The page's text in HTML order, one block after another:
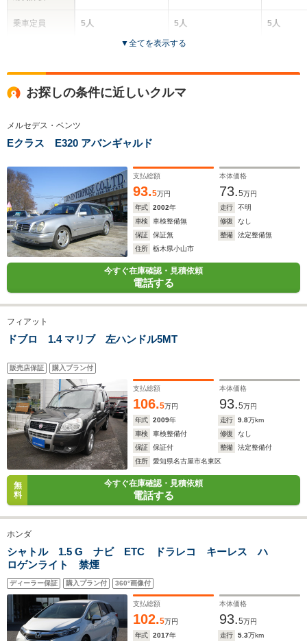
乗車定員
(全長x全幅x全高)
WLTCモード
燃費
排気量
駆動方式
5人
1.52m～1.53m
全幅
全長
4.35m
ホイールベース
-m
1496cc
FF、4WD
5人
4ドア
全長
4.45m
ホイールベース
FF
5人
▼全てを表示する
お探しの条件に近しいクルマ
メルセデス・ベンツ
Eクラス E320 アバンギャルド
支払総額
93.5万円
本体価格
73.5万円
年式
2002年 走行
不明
車検
車検整備無 修復
なし
保証
保証無 整備
法定整備無
住所
栃木県小山市
今すぐ在庫確認・見積依頼
電話する
フィアット
ドブロ 1.4 マリブ 左ハンドル5MT
販売店保証 購入プラン付
支払総額
106.5万円
本体価格
93.5万円
年式
2009年 走行 9.8万km
車検
車検整備付 修復
なし
保証
保証付 整備
法定整備付
住所
愛知県名古屋市名東区
無
料
今すぐ在庫確認・見積依頼
電話する
ホンダ
シャトル 1.5 G ナビ ETC ドラレコ キーレス ハ
ロゲンライト 禁煙
ディーラー保証 購入プラン付 360°画像付
支払総額
102.5万円
本体価格
93.5万円
年式
2017年 走行 5.3万km